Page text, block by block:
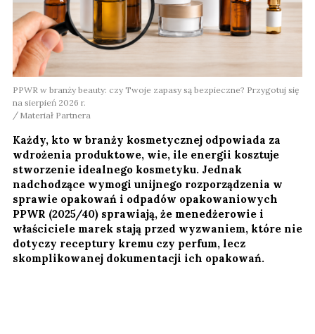
PPWR w branży beauty: czy Twoje zapasy są bezpieczne? Przygotuj się
na sierpień 2026 r.
Materiał Partnera
Każdy, kto w branży kosmetycznej odpowiada za
wdrożenia produktowe, wie, ile energii kosztuje
stworzenie idealnego kosmetyku. Jednak
nadchodzące wymogi unijnego rozporządzenia w
sprawie opakowań i odpadów opakowaniowych
PPWR (2025/40) sprawiają, że menedżerowie i
właściciele marek stają przed wyzwaniem, które nie
dotyczy receptury kremu czy perfum, lecz
skomplikowanej dokumentacji ich opakowań.